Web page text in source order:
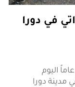
في دورا
(شبكة أجيال)- توفي مواطن يبلغ 48 عاماً اليوم
مدينة دورا